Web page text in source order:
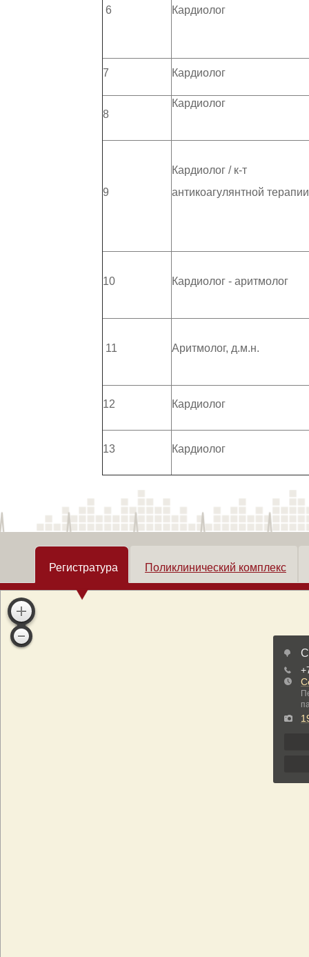
6 Кардиолог
7 Кардиолог
8
Кардиолог
9
Кардиолог / к-т
антикоагулянтной терапии
10 Кардиолог - аритмолог
11 Аритмолог, д.м.н.
12 Кардиолог
13 Кардиолог
Регистратура Поликлинический комплекс